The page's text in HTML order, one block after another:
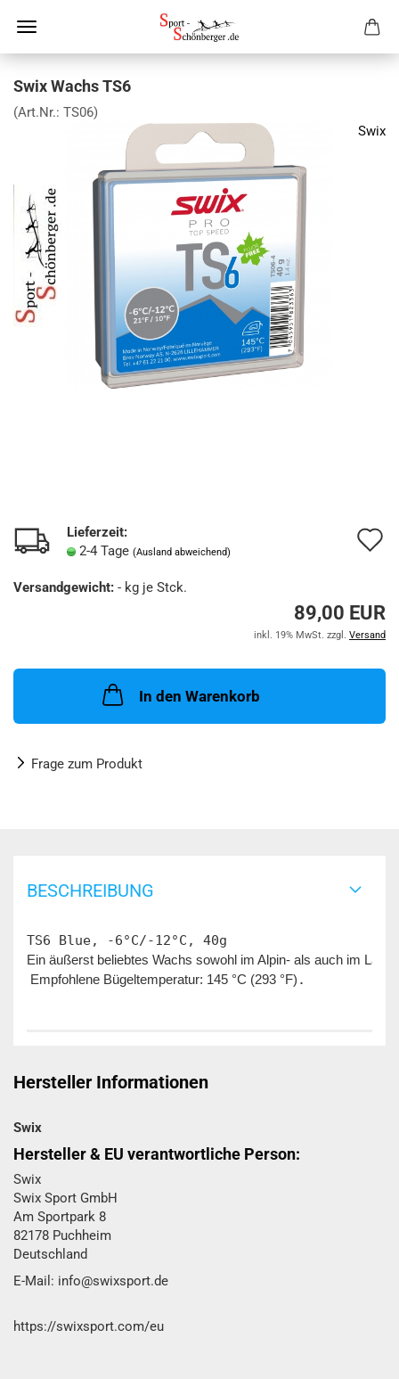
Swix Wachs TS6
(Art.Nr.: TS06)
Swix
Lieferzeit:
2-4 Tage (Ausland abweichend)
Versandgewicht: - kg je Stck.
89,00 EUR
inkl. 19% MwSt. zzgl. Versand
In den Warenkorb
Frage zum Produkt
BESCHREIBUNG
Ein äußerst beliebtes Wachs sowohl im Alpin- als auch im
Empfohlene Bügeltemperatur: 145 °C (293 °F) .
Hersteller Informationen
Swix
Hersteller & EU verantwortliche Person:
Swix
Swix Sport GmbH​
Am Sportpark 8
82178 Puchheim
Deutschland
E-Mail: info@swixsport.de
https://swixsport.com/eu